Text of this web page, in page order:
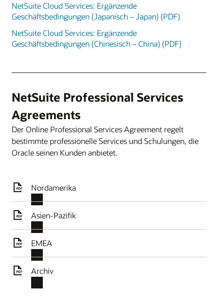
NetSuite Cloud Services: Ergänzende
Geschäftsbedingungen (Japanisch – Japan) (PDF)
NetSuite Cloud Services: Ergänzende
Geschäftsbedingungen (Chinesisch – China) (PDF)
NetSuite Professional Services
Agreements
Der Online Professional Services Agreement regelt
bestimmte professionelle Services und Schulungen, die
Oracle seinen Kunden anbietet.
Nordamerika
Asien-Pazifik
EMEA
Archiv